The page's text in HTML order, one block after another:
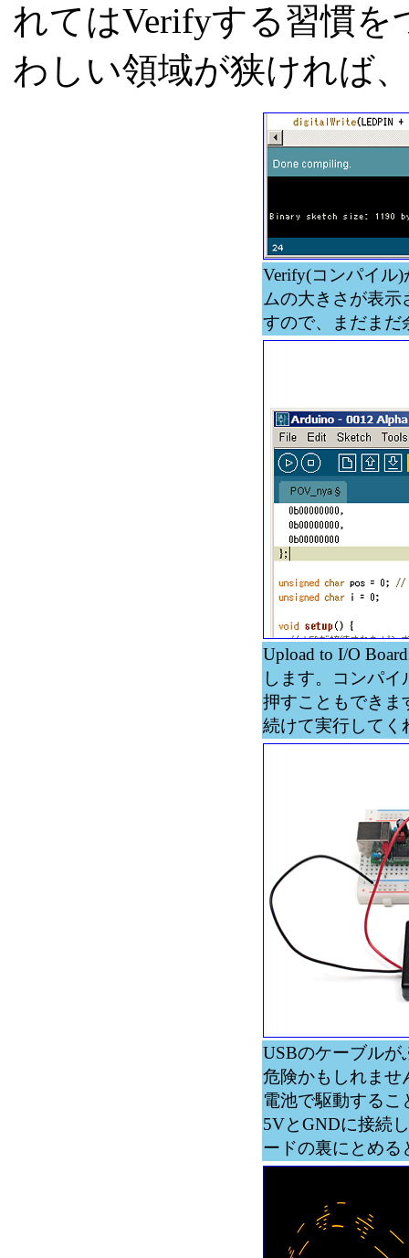
れてはVerifyする習慣
わしい領域が狭ければ
Verify(コンパイル
ムの大きさが表示
すので、まだまだ
Upload to I/O
します。コンパ
押すこともできま
続けて実行してく
USBのケーブルが
危険かもしれませ
電池で駆動するこ
5VとGNDに接続
ードの裏にとめる